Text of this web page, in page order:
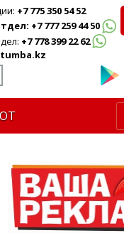
+7 775 350 54 52
+7 777 259 44 50
+7 778 399 22 62